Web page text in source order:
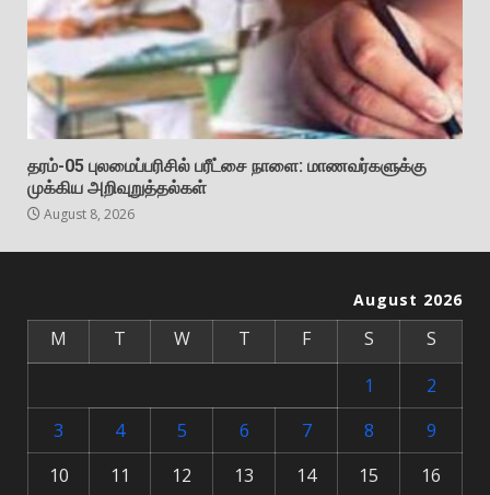
தரம்-05 புலமைப்பரிசில் பரீட்சை நாளை: மாணவர்களுக்கு
முக்கிய அறிவுறுத்தல்கள்
August 8, 2026
August 2026
M T W T F S
S
1
2
3
4 5 6 7 8
9
10
11 12 13 14 15
16